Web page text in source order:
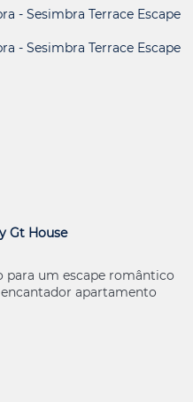
Gt House
para um escape romântico
apartamento